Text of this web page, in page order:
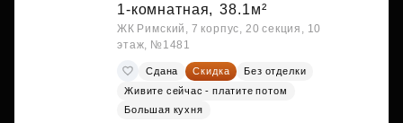
1-комнатная, 38.1м²
ЖК Римский, 7 корпус, 20 секция, 10
этаж, №1481
Сдана Скидка
Без отделки
Живите сейчас - платите потом
Большая кухня